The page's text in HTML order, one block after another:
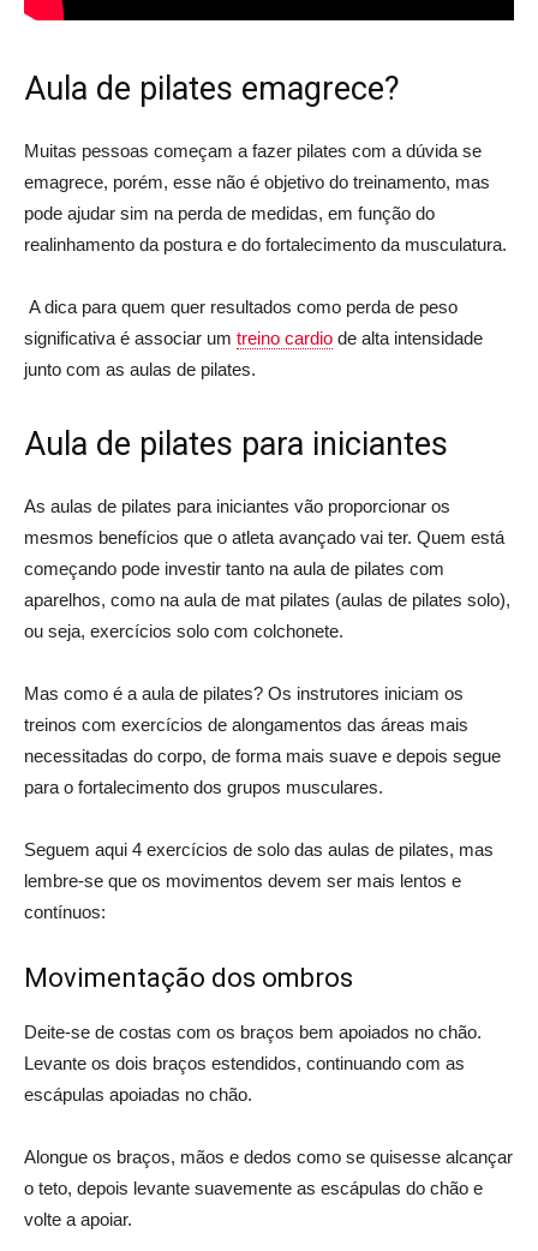
Aula de pilates emagrece?
Muitas pessoas começam a fazer pilates com a dúvida se
emagrece, porém, esse não é objetivo do treinamento, mas
pode ajudar sim na perda de medidas, em função do
realinhamento da postura e do fortalecimento da musculatura.
A dica para quem quer resultados como perda de peso
significativa é associar um treino cardio de alta intensidade
junto com as aulas de pilates.
Aula de pilates para iniciantes
As aulas de pilates para iniciantes vão proporcionar os
mesmos benefícios que o atleta avançado vai ter. Quem está
começando pode investir tanto na aula de pilates com
aparelhos, como na aula de mat pilates (aulas de pilates solo),
ou seja, exercícios solo com colchonete.
Mas como é a aula de pilates? Os instrutores iniciam os
treinos com exercícios de alongamentos das áreas mais
necessitadas do corpo, de forma mais suave e depois segue
para o fortalecimento dos grupos musculares.
Seguem aqui 4 exercícios de solo das aulas de pilates, mas
lembre-se que os movimentos devem ser mais lentos e
contínuos:
Movimentação dos ombros
Deite-se de costas com os braços bem apoiados no chão.
Levante os dois braços estendidos, continuando com as
escápulas apoiadas no chão.
Alongue os braços, mãos e dedos como se quisesse alcançar
o teto, depois levante suavemente as escápulas do chão e
volte a apoiar.